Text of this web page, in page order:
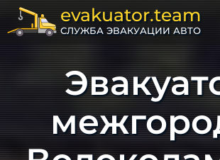
evakuator.team
СЛУЖБА ЭВАКУАЦИИ АВТО